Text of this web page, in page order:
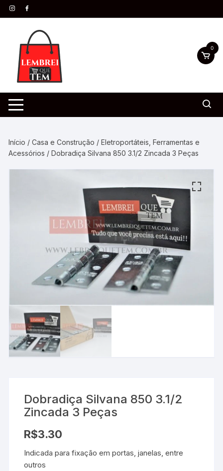
0
Início /Casa e Construção /Eletroportáteis, Ferramentas e
Acessórios / Dobradiça Silvana 850 3.1/2 Zincada 3 Peças
Dobradiça Silvana 850 3.1/2
Zincada 3 Peças
R$3.30
Indicada para fixação em portas, janelas, entre
outros